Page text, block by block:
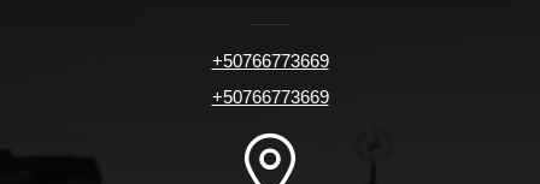
+50766773669
+50766773669